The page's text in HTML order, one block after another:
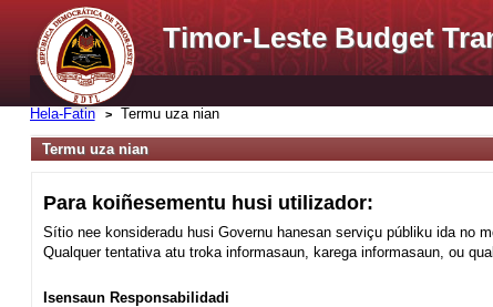
Timor-Leste Budget
Hela-Fatin Termu uza nian
Termu uza nian
Para koiñesementu husi utilizador:
Sítio nee konsideradu husi Governu hanesan serviçu públiku ida no
Qualquer tentativa atu troka informasaun, karega informasaun, ou
Isensaun Responsabilidadi